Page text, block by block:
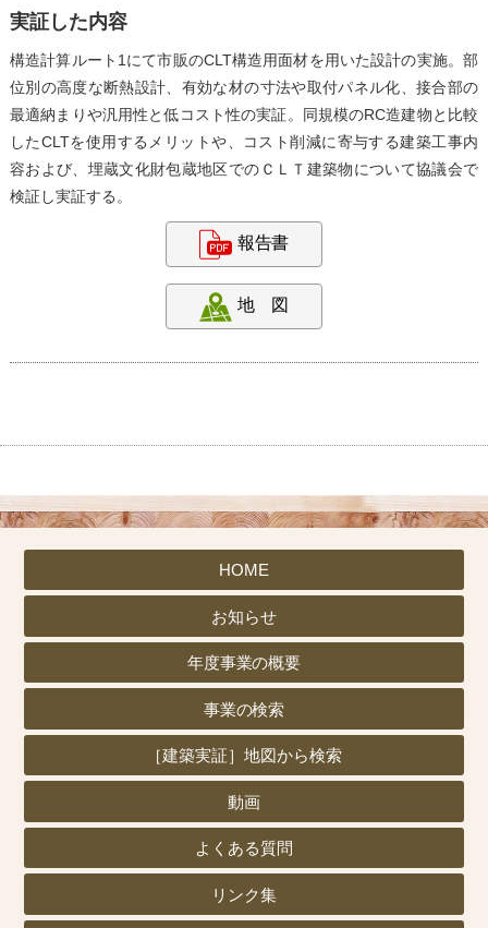
実証した内容
構造計算ルート1にて市販のCLT構造用面材を用いた設計の実施。部
位別の高度な断熱設計、有効な材の寸法や取付パネル化、接合部の
最適納まりや汎用性と低コスト性の実証。同規模のRC造建物と比較
したCLTを使用するメリットや、コスト削減に寄与する建築工事内
容および、埋蔵文化財包蔵地区でのＣＬＴ建築物について協議会で
検証し実証する。
HOME
お知らせ
年度事業の概要
事業の検索
［建築実証］地図から検索
動画
よくある質問
リンク集